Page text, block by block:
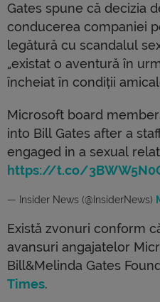
Gates spune că decizia
conducerea companiei
legătură cu scandalul
„existat o aventură în
încheiat în condiții
Microsoft board
into Bill Gates after a
engaged in a sexual
https://t.co/
— Insider News (@InsiderNews)
Există zvonuri conform
avansuri angajatelor
Bill&Melinda Gates
Times.